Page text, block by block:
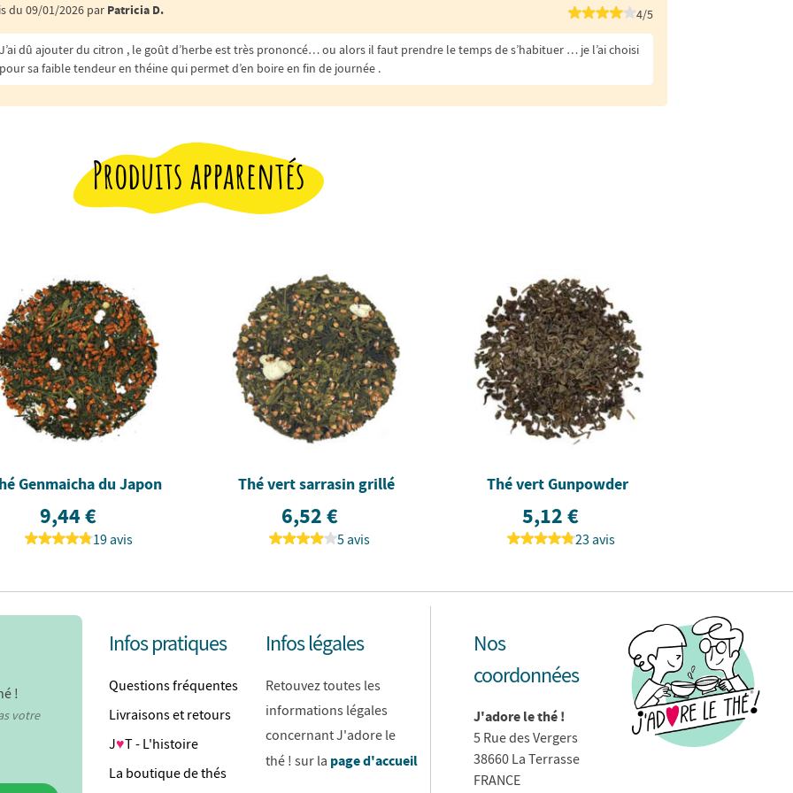
du 09/01/2026 par Patricia D. 4/5
dû ajouter du citron , le goût d’herbe est très prononcé… ou alors il faut prendre le temps de s’habituer … je l’ai choisi
sa faible tendeur en théine qui permet d’en boire en fin de journée .
Produits apparentés
Genmaicha du Japon
9,44 €
19 avis
Thé vert sarrasin grillé
6,52 €
5 avis
Thé vert Gunpowder
5,12 €
23 avis
!
votre
Infos pratiques
Questions fréquentes
Livraisons et retours
J♥T - L'histoire
La boutique de thés
Infos légales
Retouvez toutes les
informations légales
concernant J'adore le
thé ! sur la page d'accueil
Nos
coordonnées
J'adore le thé !
5 Rue des Vergers
38660 La Terrasse
FRANCE